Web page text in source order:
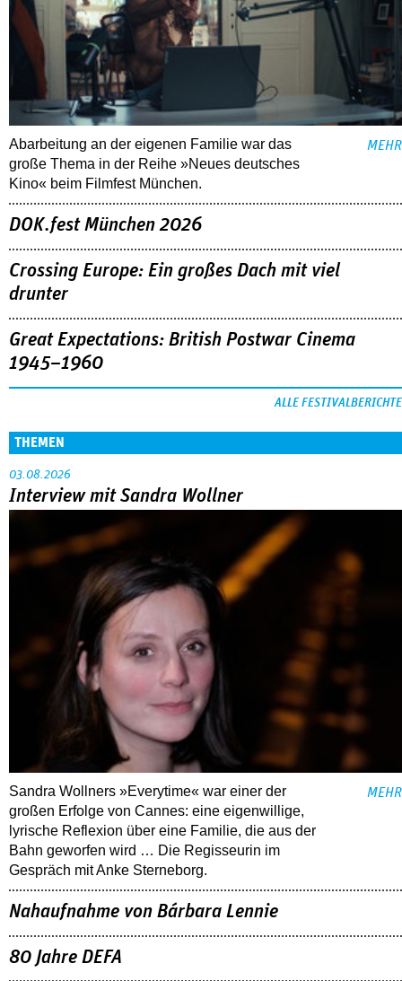
Abarbeitung an der eigenen Familie war das
große Thema in der Reihe »Neues deutsches
Kino« beim Filmfest München.
MEHR
DOK.fest München 2026
Crossing Europe: Ein großes Dach mit viel
drunter
Great Expectations: British Postwar Cinema
1945–1960
ALLE FESTIVALBERICHTE
THEMEN
03.08.2026
Interview mit Sandra Wollner
Sandra Wollners »Everytime« war einer der
großen Erfolge von Cannes: eine eigenwillige,
lyrische Reflexion über eine ­Familie, die aus der
Bahn geworfen wird … Die Regisseurin im
Gespräch mit Anke Sterneborg.
MEHR
Nahaufnahme von Bárbara Lennie
80 Jahre DEFA